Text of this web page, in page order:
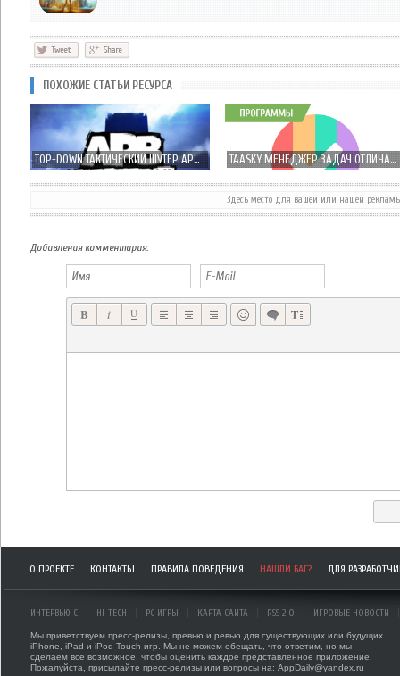
ПОХОЖИЕ СТАТЬИ РЕСУРСА
TOP-DOWN ТАКТИЧЕСКИЙ ШУТЕР APB: RETRIBUTION ВЫЙДЕТ В ЭТОМ МЕСЯЦЕ TAASKY МЕНЕДЖЕР ЗАДАЧ ОТЛИЧАЮЩИЙСЯ ПРОСТОТОЙ И КРАСОТОЙ!
Здесь место для вашей или нашей
Добавления комментария:
О ПРОЕКТЕ КОНТАКТЫ ПРАВИЛА ПОВЕДЕНИЯ НАШЛИ БАГ? ДЛЯ
ИНТЕРВЬЮ С HI-TECH PC ИГРЫ КАРТА САЙТА RSS 2.0 ИГРОВЫЕ НОВОСТИ
Мы приветствуем пресс-релизы, превью и ревью для существующих или будущих
iPhone, iPad и iPod Touch игр. Мы не можем обещать, что ответим, но мы
сделаем все возможное, чтобы оценить каждое представленное приложение.
Пожалуйста, присылайте пресс-релизы или вопросы на: AppDaily@yandex.ru